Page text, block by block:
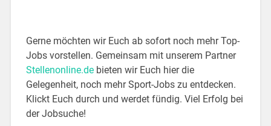
Gerne möchten wir Euch ab sofort noch mehr Top-
Jobs vorstellen. Gemeinsam mit unserem Partner
Stellenonline.debieten wir Euch hier die
Gelegenheit, noch mehr Sport-Jobs zu entdecken.
Klickt Euch durch und werdet fündig. Viel Erfolg bei
der Jobsuche!